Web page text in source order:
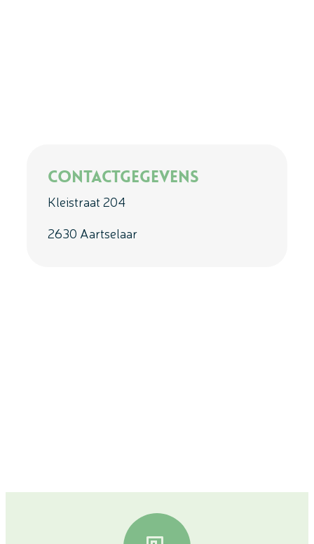
Contactgegevens
Kleistraat 204
2630 Aartselaar